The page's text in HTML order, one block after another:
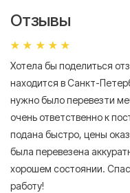
Отзывы
Хотела бы поделиться
находится в Санкт-
нужно было перевезти
очень ответственно к
подана быстро, цены
была перевезена
хорошем состоянии.
работу!